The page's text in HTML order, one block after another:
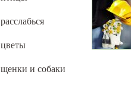
расслабься
цветы
щенки и собаки